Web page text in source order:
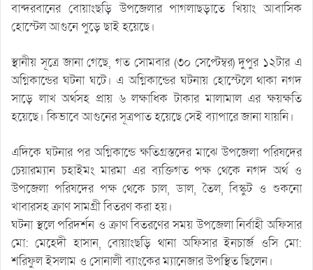
বান্দরবানের বোয়াংছড়ি উপজেলার পাগলাছড়াতে খিয়াং আবাসিক
হোস্টেল আগুনে পুড়ে ছাই হয়েছে।
স্থানীয় সূত্রে জানা গেছে, গত সোমবার (৩০ সেপ্টেম্বর) দুপুর ১২টার এ
অগ্নিকান্ডের ঘটনা ঘটে। এ অগ্নিকান্ডের ঘটনায় হোস্টেলে থাকা নগদ
সাড়ে লাখ অর্থসহ প্রায় ৬ লক্ষাধিক টাকার মালামাল এর ক্ষয়ক্ষতি
হয়েছে। কিভাবে আগুনের সূত্রপাত হয়েছে সেই ব্যাপারে জানা যায়নি।
এদিকে ঘটনার পর অগ্নিকান্ডে ক্ষতিগ্রস্তদের মাঝে উপজেলা পরিষদের
চেয়ারম্যান চহাইমং মারমা এর ব্যক্তিগত পক্ষ থেকে নগদ অর্থ ও
উপজেলা পরিষদের পক্ষ থেকে চাল, ডাল, তৈল, বিস্কুট ও শুকনো
খাবারসহ ক্রাণ সামগ্রী বিতরণ করা হয়।
ঘটনা স্থলে পরিদর্শন ও ক্রাণ বিতরণের সময় উপজেলা নির্বাহী অফিসার
মো: মেহেদী হাসান, বোয়াংছড়ি থানা অফিসার ইনচার্জ ওসি মো:
শরিফুল ইসলাম ও সোনালী ব্যাংকের ম্যানেজার উপস্থিত ছিলেন।